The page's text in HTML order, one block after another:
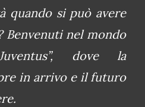
quando si può avere
Benvenuti nel mondo
dove la
in arrivo e il futuro